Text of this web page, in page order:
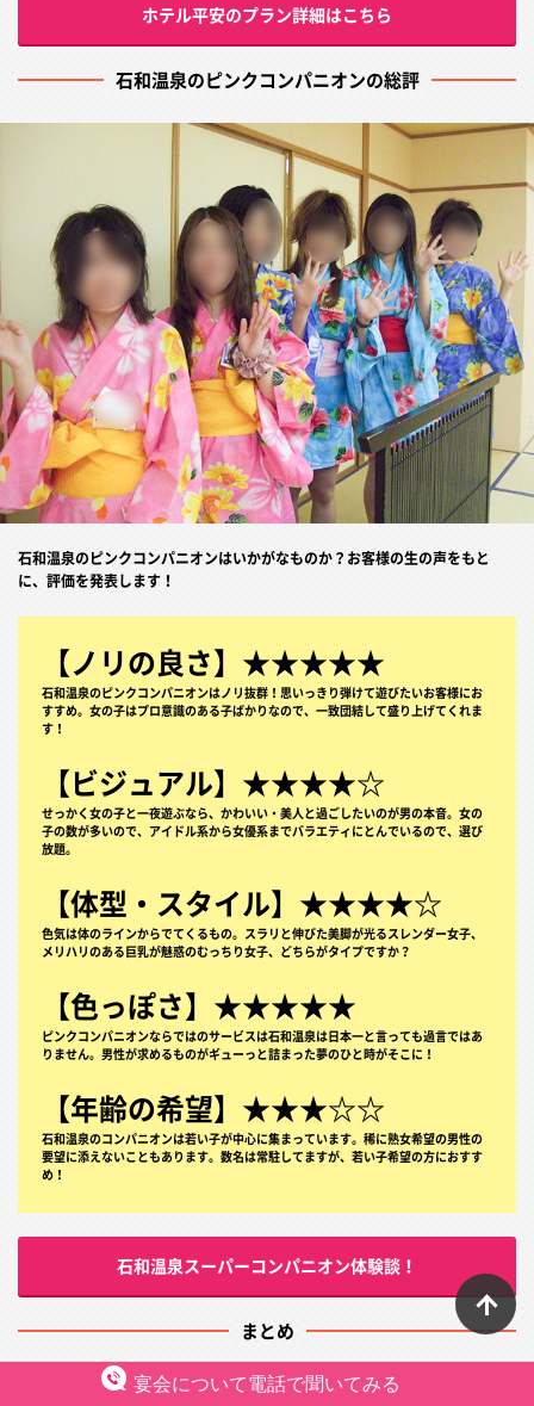
宴会について電話で聞いてみる
ホテル平安のプラン詳細はこちら
石和温泉のピンクコンパニオンの総評
石和温泉のピンクコンパニオンはいかがなものか？お客様の生の声をもと
に、評価を発表します！
【ノリの良さ】★★★★★
石和温泉のピンクコンパニオンはノリ抜群！思いっきり弾けて遊びたいお客様にお
すすめ。女の子はプロ意識のある子ばかりなので、一致団結して盛り上げてくれま
す！
【ビジュアル】★★★★☆
せっかく女の子と一夜遊ぶなら、かわいい・美人と過ごしたいのが男の本音。女の
子の数が多いので、アイドル系から女優系までバラエティにとんでいるので、選び
放題。
【体型・スタイル】★★★★☆
色気は体のラインからでてくるもの。スラリと伸びた美脚が光るスレンダー女子、
メリハリのある巨乳が魅惑のむっちり女子、どちらがタイプですか？
【色っぽさ】★★★★★
ピンクコンパニオンならではのサービスは石和温泉は日本一と言っても過言ではあ
りません。男性が求めるものがギューっと詰まった夢のひと時がそこに！
【年齢の希望】★★★☆☆
石和温泉のコンパニオンは若い子が中心に集まっています。稀に熟女希望の男性の
要望に添えないこともあります。数名は常駐してますが、若い子希望の方におすす
め！
石和温泉スーパーコンパニオン体験談！
まとめ
首都圏からのアクセス抜群な石和温泉は、ピンクコンパニオンと密に遊べる